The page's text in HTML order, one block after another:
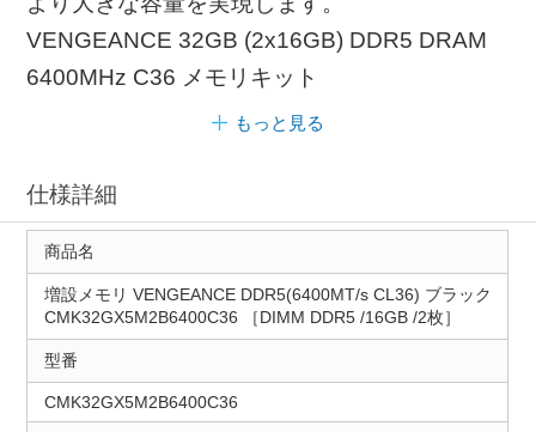
VENGEANCE 32GB (2x16GB) DDR5 DRAM
6400MHz C36 メモリキット
もっと見る
仕様詳細
商品名
増設メモリ VENGEANCE DDR5(6400MT/s CL36) ブラック
CMK32GX5M2B6400C36 ［DIMM DDR5 /16GB /2枚］
型番
CMK32GX5M2B6400C36